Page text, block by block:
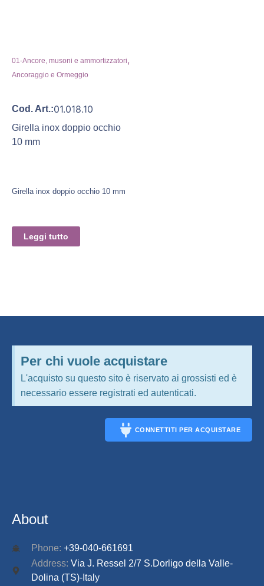
01-Ancore, musoni e ammortizzatori,
Ancoraggio e Ormeggio
Cod. Art.:01.018.10
Girella inox doppio occhio
10 mm
Girella inox doppio occhio 10 mm
Leggi tutto
Per chi vuole acquistare
L'acquisto su questo sito è riservato ai grossisti ed è
necessario essere registrati ed autenticati.
CONNETTITI PER ACQUISTARE
About
Phone: +39-040-661691
Address: Via J. Ressel 2/7 S.Dorligo della Valle-
Dolina (TS)-Italy